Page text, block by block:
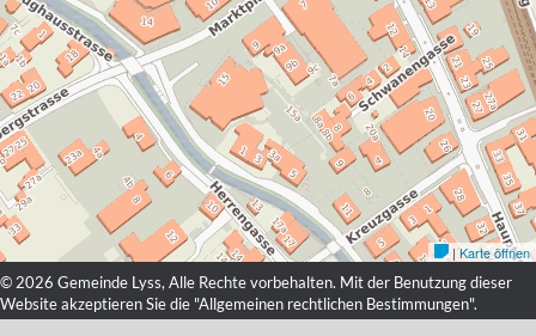
© 2026 Gemeinde Lyss, Alle Rechte vorbehalten. Mit der Benutzung dieser
Website akzeptieren Sie die "Allgemeinen rechtlichen Bestimmungen".